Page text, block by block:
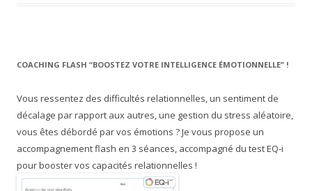
COACHING FLASH “BOOSTEZ VOTRE INTELLIGENCE ÉMOTIONNELLE” !
Vous ressentez des difficultés relationnelles, un sentiment de
décalage par rapport aux autres, une gestion du stress aléatoire,
vous êtes débordé par vos émotions ? Je vous propose un
accompagnement flash en 3 séances, accompagné du test EQ-i
pour booster vos capacités relationnelles !